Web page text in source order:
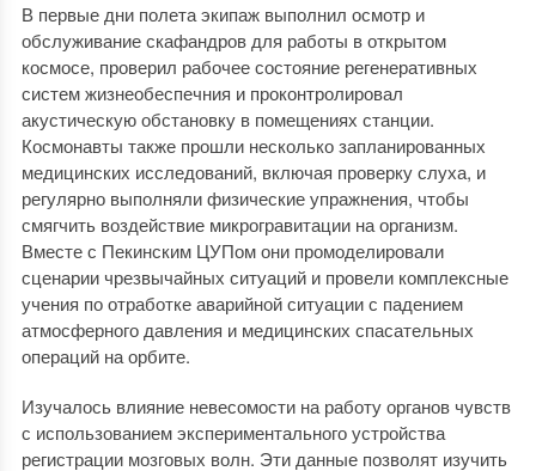
В первые дни полета экипаж выполнил осмотр и
обслуживание скафандров для работы в открытом
космосе, проверил рабочее состояние регенеративных
систем жизнеобеспечния и проконтролировал
акустическую обстановку в помещениях станции.
Космонавты также прошли несколько запланированных
медицинских исследований, включая проверку слуха, и
регулярно выполняли физические упражнения, чтобы
смягчить воздействие микрогравитации на организм.
Вместе с Пекинским ЦУПом они промоделировали
сценарии чрезвычайных ситуаций и провели комплексные
учения по отработке аварийной ситуации с падением
атмосферного давления и медицинских спасательных
операций на орбите.
Изучалось влияние невесомости на работу органов чувств
с использованием экспериментального устройства
регистрации мозговых волн. Эти данные позволят изучить